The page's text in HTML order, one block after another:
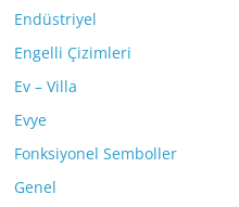
Endüstriyel
Engelli Çizimleri
Ev – Villa
Evye
Fonksiyonel Semboller
Genel